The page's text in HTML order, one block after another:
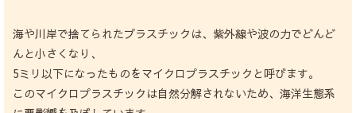
海や川岸で捨てられたプラスチックは、紫外線や波の力でどんど
んと小さくなり、
5ミリ以下になったものをマイクロプラスチックと呼びます。
このマイクロプラスチックは自然分解されないため、海洋生態系